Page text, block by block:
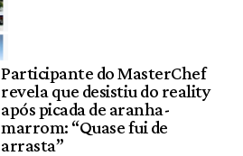
Participante do MasterChef
revela que desistiu do reality
após picada de aranha-
marrom: “Quase fui de
arrasta”